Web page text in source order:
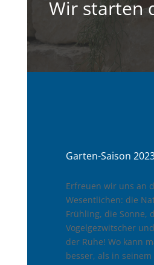
Wir starten
Garten-Saison
Erfreuen wir uns an
Wesentlichen: die
Frühling, die Sonne,
Vogelgezwitscher
der Ruhe! Wo kann
besser, als in seinem